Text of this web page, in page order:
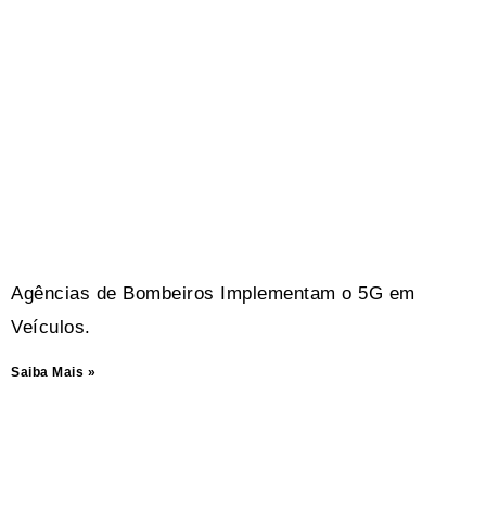
Agências de Bombeiros Implementam o 5G em
Veículos.
Saiba Mais »